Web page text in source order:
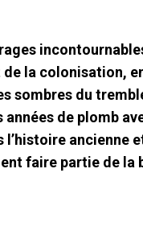
de la colonisation,
sombres du
de plomb
ancienne
faire partie de la